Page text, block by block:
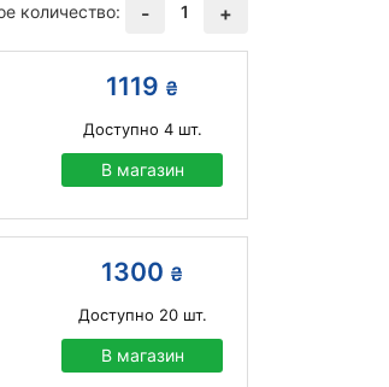
количество: - 1 +
1119 ₴
Доступно 4шт.
В магазин
1300 ₴
Доступно 20шт.
В магазин